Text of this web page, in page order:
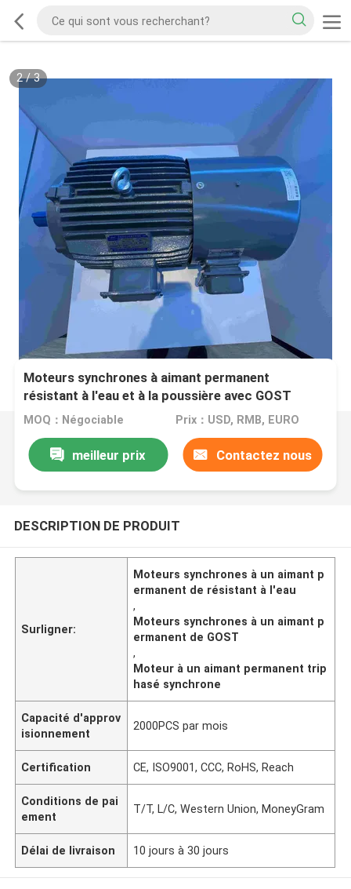
2/3
Moteurs synchrones à aimant permanent
résistant à l'eau et à la poussière avec GOST
MOQ：Négociable Prix：USD, RMB, EURO
meilleur prix Contactez nous
DESCRIPTION DE PRODUIT
Surligner:
Moteurs synchrones à un aimant p
ermanent de résistant à l'eau
,
Moteurs synchrones à un aimant p
ermanent de GOST
,
Moteur à un aimant permanent trip
hasé synchrone
Capacité d'approv
isionnement
2000PCS par mois
Certification CE, ISO9001, CCC, RoHS, Reach
Conditions de pai
ement
T/T, L/C, Western Union, MoneyGram
Délai de livraison 10 jours à 30 jours